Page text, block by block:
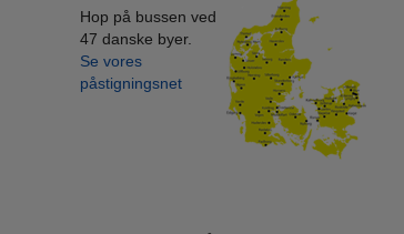
Hop på bussen ved
47 danske byer.
Se vores
påstigningsnet